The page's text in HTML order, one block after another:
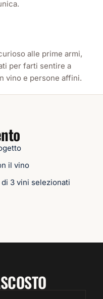
alle prime armi,
per farti sentire a
vino e persone affini.
il vino
di 3 vini selezionati